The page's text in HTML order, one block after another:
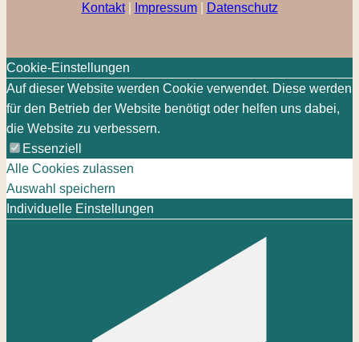
Kontakt| Impressum| Datenschutz
Cookie-Einstellungen
Auf dieser Website werden Cookie verwendet. Diese werden
für den Betrieb der Website benötigt oder helfen uns dabei,
die Website zu verbessern.
Essenziell
Alle Cookies zulassen
Auswahl speichern
Individuelle Einstellungen